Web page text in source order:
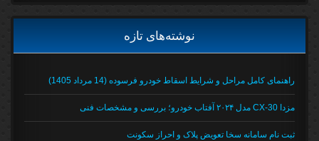
نوشته‌های تازه
راهنمای کامل مراحل و شرایط اسقاط خودرو فرسوده (14 مرداد 1405)
مزدا CX-30 مدل ۲۰۲۴ آفتاب خودرو؛ بررسی و مشخصات فنی
ثبت نام سامانه سخا تعویض پلاک و احراز سکونت